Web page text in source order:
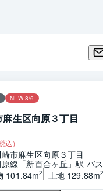
NEW 8/6
生区向原３丁目
込）
市麻生区向原３丁目
線「新百合ヶ丘」駅 バ
101.84m2 土地 129.88m2